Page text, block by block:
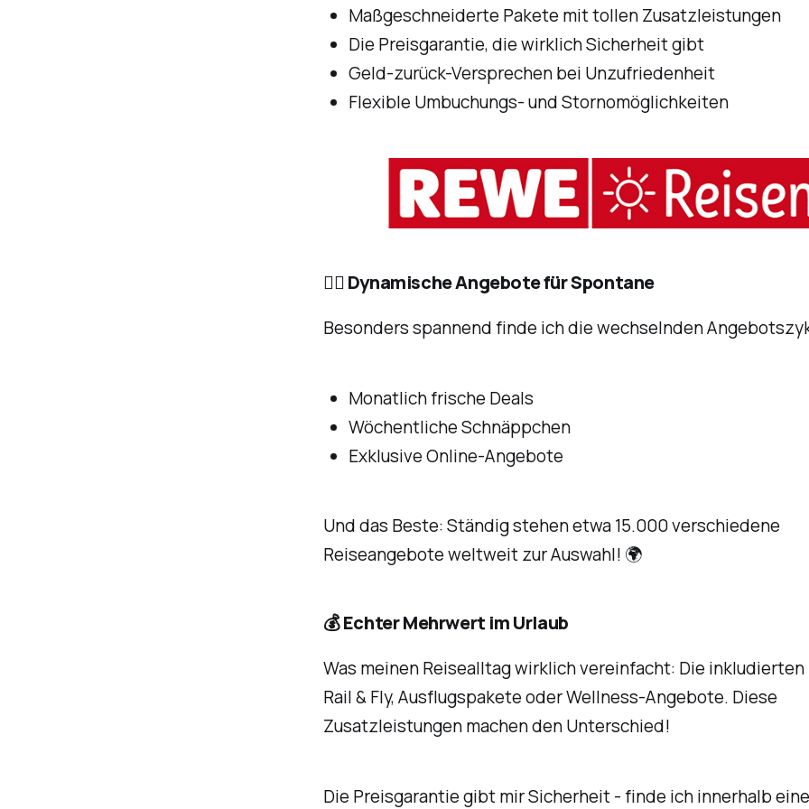
Maßgeschneiderte Pakete mit tollen Zusatzleistungen
Die Preisgarantie, die wirklich Sicherheit gibt
Geld-zurück-Versprechen bei Unzufriedenheit
Flexible Umbuchungs- und Stornomöglichkeiten
🏃‍♀️ Dynamische Angebote für Spontane
Besonders spannend finde ich die wechselnden
Monatlich frische Deals
Wöchentliche Schnäppchen
Exklusive Online-Angebote
Und das Beste: Ständig stehen etwa 15.000 verschiedene
Reiseangebote weltweit zur Auswahl! 🌍
💰 Echter Mehrwert im Urlaub
Was meinen Reisealltag wirklich vereinfacht: Die inkludierten
Rail & Fly, Ausflugspakete oder Wellness-Angebote. Diese
Zusatzleistungen machen den Unterschied!
Die Preisgarantie gibt mir Sicherheit - finde ich innerhalb